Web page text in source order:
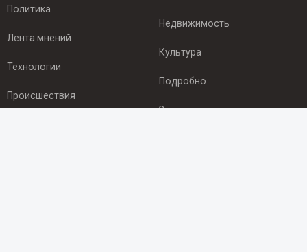
Политика
Лента мнений
Технологии
Происшествия
Недвижимость
Культура
Подробно
Здоровье